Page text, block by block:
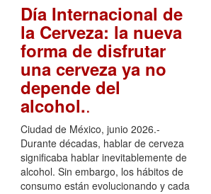
Día Internacional de
la Cerveza: la nueva
forma de disfrutar
una cerveza ya no
depende del
alcohol..
Ciudad de México, junio 2026.-
Durante décadas, hablar de cerveza
significaba hablar inevitablemente de
alcohol. Sin embargo, los hábitos de
consumo están evolucionando y cada